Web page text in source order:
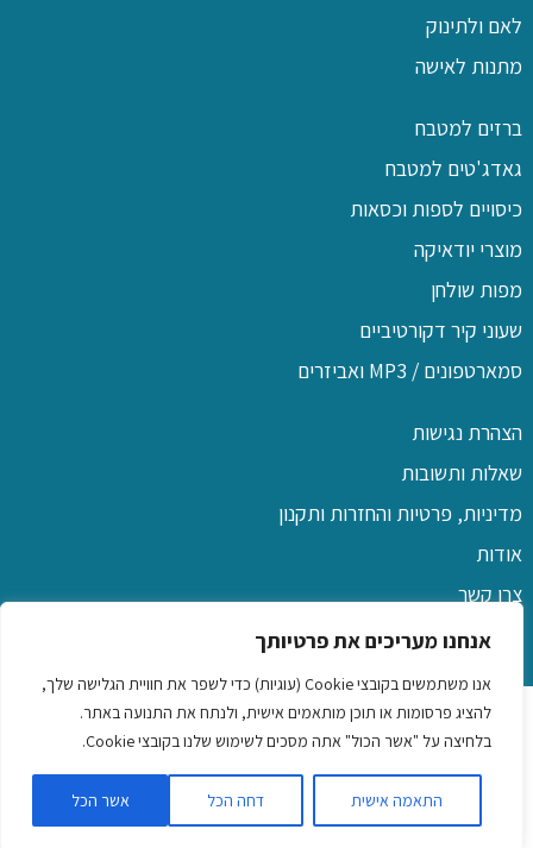
אנחנו מעריכים את פרטיותך
אנו משתמשים בקובצי Cookie (עוגיות) כדי לשפר את חוויית הגלישה שלך,
להציג פרסומות או תוכן מותאמים אישית, ולנתח את התנועה באתר.
בלחיצה על "אשר הכול" אתה מסכים לשימוש שלנו בקובצי Cookie.
התאמה אישית דחה הכל אשר הכל
לאם ולתינוק
מתנות לאישה
ברזים למטבח
גאדג'טים למטבח
כיסויים לספות וכסאות
מוצרי יודאיקה
מפות שולחן
שעוני קיר דקורטיביים
סמארטפונים / MP3 ואביזרים
הצהרת נגישות
שאלות ותשובות
מדיניות, פרטיות והחזרות ותקנון
אודות
צרו קשר
כל הזכויות שמורות לפו שם
שמלות לילדות|כיסוי ראש לנשים |שמלות לנשים ונערות|
יד לגברים ונשים|נורות בטיחות לרכב